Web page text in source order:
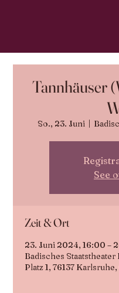
Tannhäuser
So., 23. Juni
  |
See
Zeit & Ort
23. Juni 2024, 16:00 –
Badisches
Platz 1, 76137